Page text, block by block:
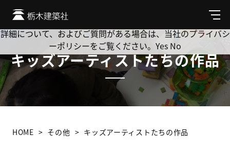
メ
ニ
ュ
キッズアーティストたちの作品
HOME その他 キッズアーティストたちの作品
Cookie を使用して、お客様の活動を追跡してもよろしいです
か? 当社ではお客様のプライバシーを極めて重視しています。
詳細について、およびご質問がある場合は、当社のプライバシ
ーポリシーをご覧ください。 Yes No